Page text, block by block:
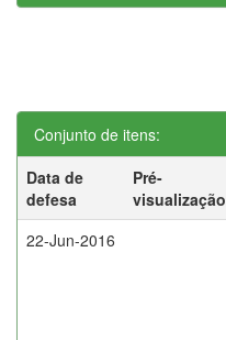
Conjunto de itens:
Data de
defesa
Pré-
visualização
22-Jun-2016